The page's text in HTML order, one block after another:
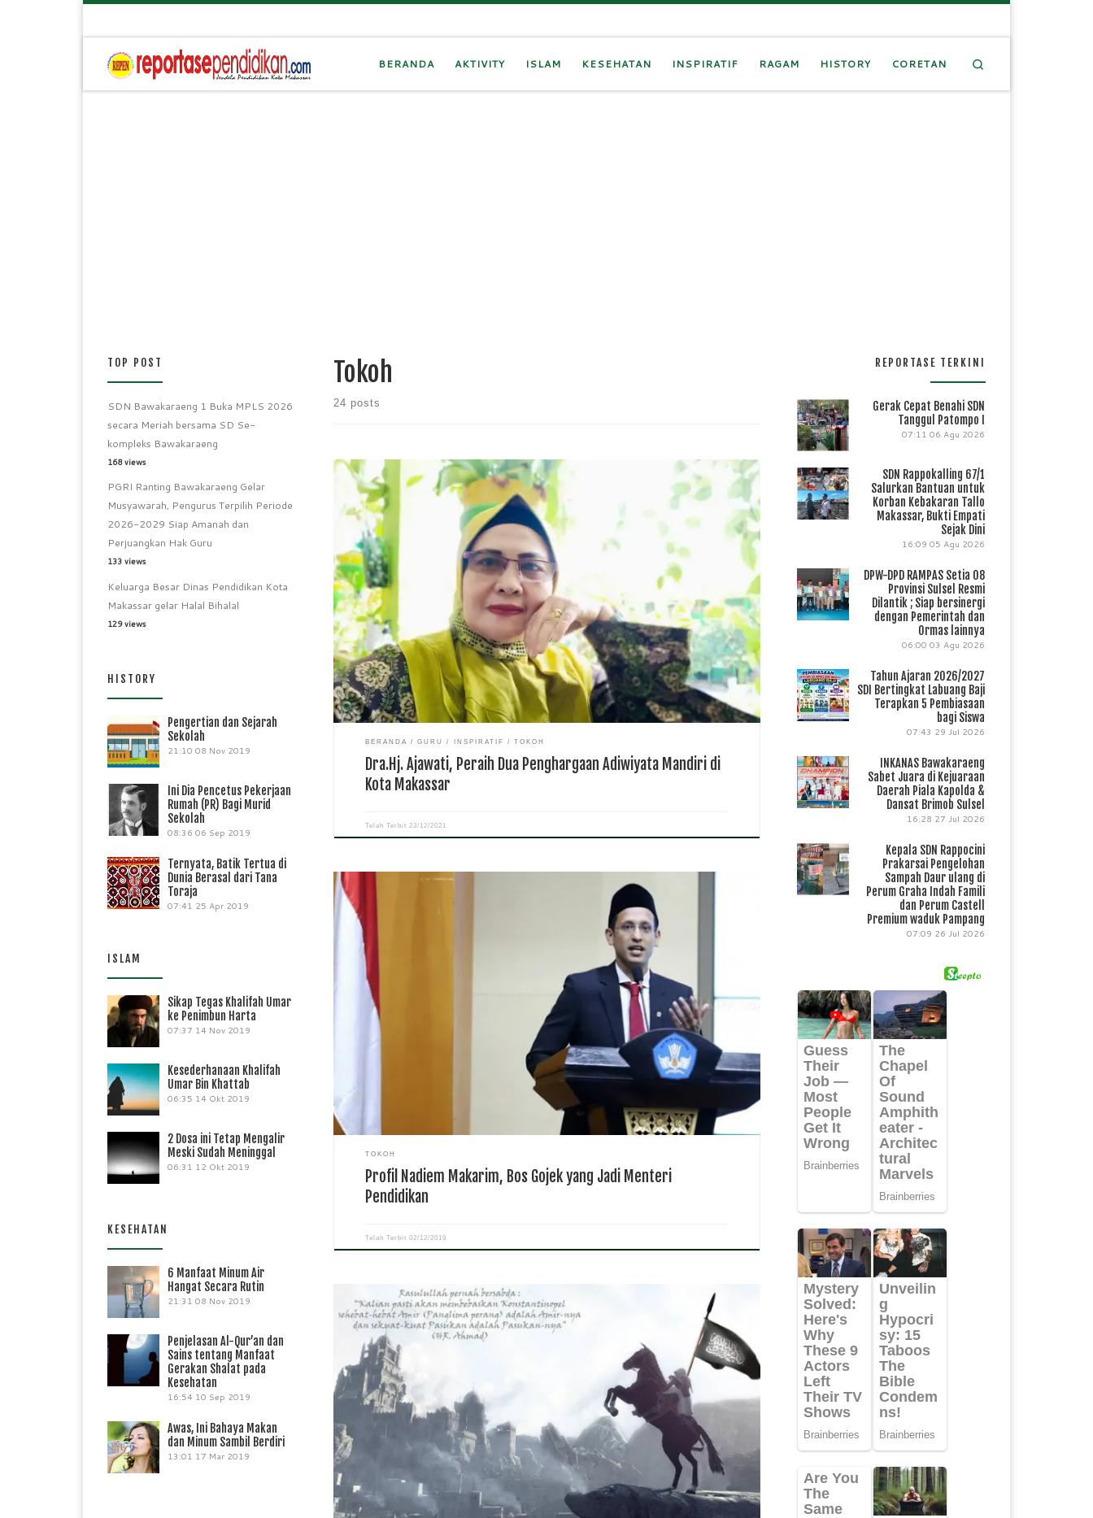
BERANDA AKTIVITY ISLAM KESEHATAN INSPIRATIF RAGAM HISTORY CORETAN
Tokoh
24 posts
reportasependidikan.com – Melalui edaran Kementerian Lingkungan Hidup dan
Kehutanan Republik Indonesia pertanggal 21 desember 2021, UPT SPF SDN Unggulan
Mongisidi I menjadi salahsatu sekolah dari dua sekolah di kota Makassar yang dinyatakan
lolos dan meraih penghargaan […]
BERANDA GURU INSPIRATIF TOKOH
Dra.Hj. Ajawati, Peraih Dua Penghargaan Adiwiyata Mandiri di
Kota Makassar
Telah Terbit 23/12/2021
reportasependidikan.com– Presiden Joko Widodo telah mengumumkan jajaran menteri
Kabinet Indonesia Maju masa jabatan 2019-2024 di Istana Negara pada Rabu
(23/10/2019) yang lalu. Salah satu tokoh yang cukup mencuri perhatian adalah Nadiem
Makarim. Pendiri dan CEO […]
TOKOH
Profil Nadiem Makarim, Bos Gojek yang Jadi Menteri
Pendidikan
Telah Terbit02/12/2019
“Rasulullah Shallallahu Alaihi wa Sallam. pernah ditanya, “Kota manakah yang dibebaskan
lebih dulu, Konstantinopel atau Roma?” Rasul menjawab, “Kotanya Heraklius dibebaskan
lebih dulu, yaitu Konstantinopel.” (HR Ahmad, Ad Darimi dan Al Hakim). “Sungguh
Konstantinopel akan […]
TOP POST
SDN Bawakaraeng 1 Buka MPLS 2026
secara Meriah bersama SD Se-
kompleks Bawakaraeng
168 views
PGRI Ranting Bawakaraeng Gelar
Musyawarah, Pengurus Terpilih Periode
2026-2029 Siap Amanah dan
Perjuangkan Hak Guru
133 views
Keluarga Besar Dinas Pendidikan Kota
Makassar gelar Halal Bihalal
129 views
HISTORY
Pengertian dan Sejarah
Sekolah
21:10 08 Nov 2019
Ini Dia Pencetus Pekerjaan
Rumah (PR) Bagi Murid
Sekolah
08:36 06 Sep 2019
Ternyata, Batik Tertua di
Dunia Berasal dari Tana
Toraja
07:41 25 Apr 2019
ISLAM
Sikap Tegas Khalifah Umar
ke Penimbun Harta
07:37 14 Nov 2019
Kesederhanaan Khalifah
Umar Bin Khattab
06:35 14 Okt 2019
2 Dosa ini Tetap Mengalir
Meski Sudah Meninggal
06:31 12 Okt 2019
KESEHATAN
6 Manfaat Minum Air
Hangat Secara Rutin
21:31 08 Nov 2019
Penjelasan Al-Qur’an dan
Sains tentang Manfaat
Gerakan Shalat pada
Kesehatan
16:54 10 Sep 2019
Awas, Ini Bahaya Makan
dan Minum Sambil Berdiri
13:01 17 Mar 2019
REPORTASE TERKINI
Gerak Cepat Benahi SDN
Tanggul Patompo I
07:11 06 Agu 2026
SDN Rappokalling 67/1
Salurkan Bantuan untuk
Korban Kebakaran Tallo
Makassar, Bukti Empati
Sejak Dini
16:09 05 Agu 2026
DPW-DPD RAMPAS Setia 08
Provinsi Sulsel Resmi
Dilantik ; Siap bersinergi
dengan Pemerintah dan
Ormas lainnya
06:00 03 Agu 2026
Tahun Ajaran 2026/2027
SDI Bertingkat Labuang Baji
Terapkan 5 Pembiasaan
bagi Siswa
07:43 29 Jul 2026
INKANAS Bawakaraeng
Sabet Juara di Kejuaraan
Daerah Piala Kapolda &
Dansat Brimob Sulsel
16:28 27 Jul 2026
Kepala SDN Rappocini
Prakarsai Pengelohan
Sampah Daur ulang di
Perum Graha Indah Famili
dan Perum Castell
Premium waduk Pampang
07:09 26 Jul 2026